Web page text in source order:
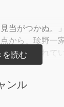
当がつかぬ
ら、珍野一
的に描かれて
を含む世にも
ンル